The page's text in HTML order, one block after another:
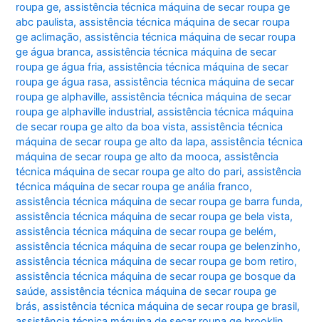
roupa ge,assistência técnica máquina de secar roupa ge
abc paulista,assistência técnica máquina de secar roupa
ge aclimação,assistência técnica máquina de secar roupa
ge água branca,assistência técnica máquina de secar
roupa ge água fria,assistência técnica máquina de secar
roupa ge água rasa,assistência técnica máquina de secar
roupa ge alphaville,assistência técnica máquina de secar
roupa ge alphaville industrial,assistência técnica máquina
de secar roupa ge alto da boa vista,assistência técnica
máquina de secar roupa ge alto da lapa,assistência técnica
máquina de secar roupa ge alto da mooca,assistência
técnica máquina de secar roupa ge alto do pari,assistência
técnica máquina de secar roupa ge anália franco,
assistência técnica máquina de secar roupa ge barra funda,
assistência técnica máquina de secar roupa ge bela vista,
assistência técnica máquina de secar roupa ge belém,
assistência técnica máquina de secar roupa ge belenzinho,
assistência técnica máquina de secar roupa ge bom retiro,
assistência técnica máquina de secar roupa ge bosque da
saúde,assistência técnica máquina de secar roupa ge
brás,assistência técnica máquina de secar roupa ge brasil,